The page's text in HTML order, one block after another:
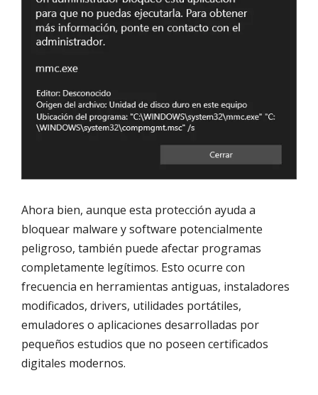
Ahora bien, aunque esta protección ayuda a
bloquear malware y software potencialmente
peligroso, también puede afectar programas
completamente legítimos. Esto ocurre con
frecuencia en herramientas antiguas, instaladores
modificados, drivers, utilidades portátiles,
emuladores o aplicaciones desarrolladas por
pequeños estudios que no poseen certificados
digitales modernos.